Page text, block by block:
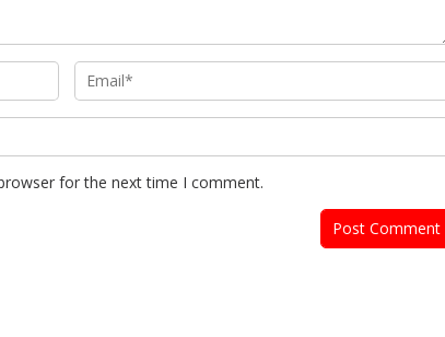
for the next time I comment.